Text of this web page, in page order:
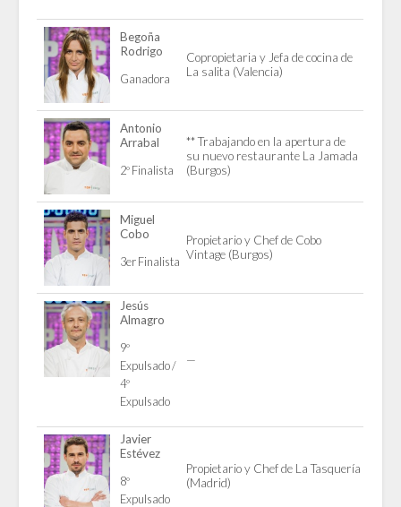
Begoña
Rodrigo
Ganadora
Copropietaria y Jefa de cocina de
La salita (Valencia)
Antonio
Arrabal
2º Finalista
** Trabajando en la apertura de
su nuevo restaurante La Jamada
(Burgos)
Miguel
Cobo
3er Finalista
Propietario y Chef de Cobo
Vintage (Burgos)
Jesús
Almagro
9º
Expulsado /
4º
Expulsado
—
Javier
Estévez
8º
Expulsado
Propietario y Chef de La Tasquería
(Madrid)